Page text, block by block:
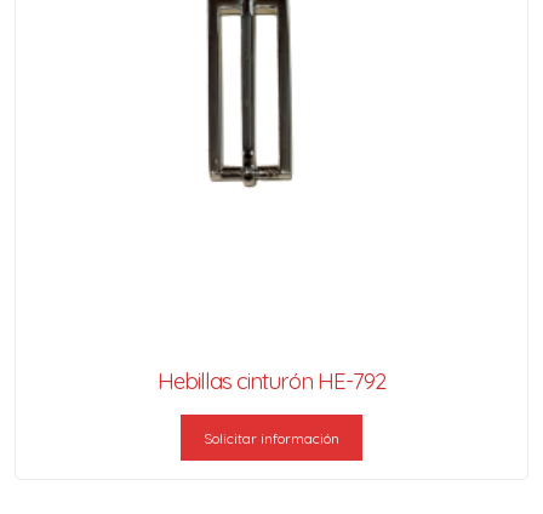
Hebillas cinturón HE-792
Solicitar información